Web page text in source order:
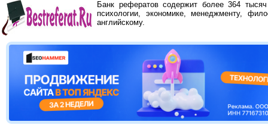
Банк рефератов содержит более 364
психологии, экономике, менеджменту,
английскому.